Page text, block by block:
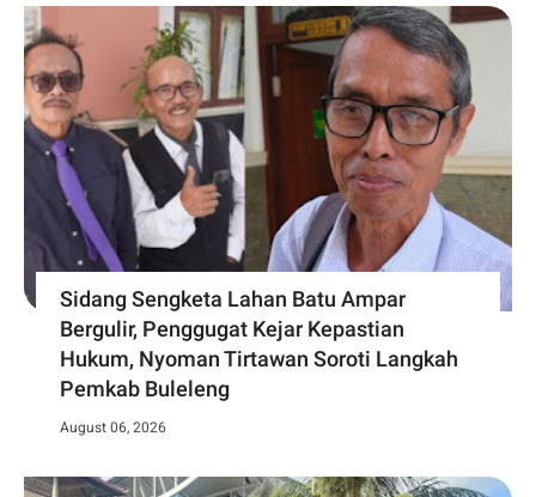
Sidang Sengketa Lahan Batu Ampar
Bergulir, Penggugat Kejar Kepastian
Hukum, Nyoman Tirtawan Soroti Langkah
Pemkab Buleleng
August 06, 2026